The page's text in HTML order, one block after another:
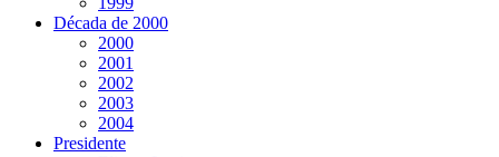
Década de 2000
2000
2001
2002
2003
2004
Presidente